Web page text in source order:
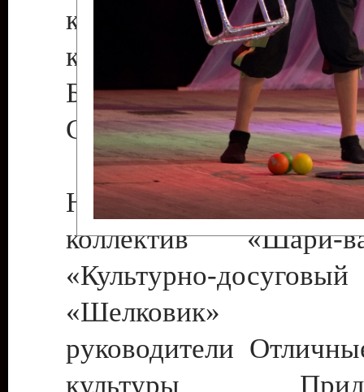
коллектив
культуры с.
Бендеры ,
Светлана Георгиевна
Народный цирковой
коллектив
«Культурно-
«Шелковик»
руководители
культуры